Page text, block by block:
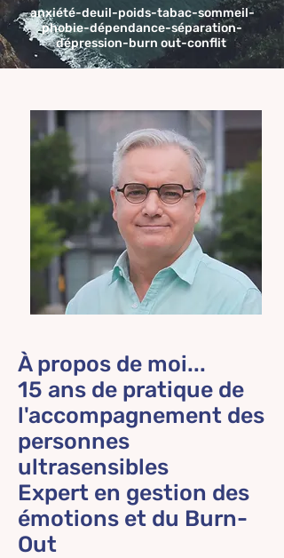
anxiété-deuil-poids-tabac-sommeil-
phobie-dépendance-séparation-
dépression-burn out-conflit
À propos de moi...
15 ans de pratique de
l'accompagnement des
personnes
ultrasensibles
Expert en gestion des
émotions et du Burn-
Out